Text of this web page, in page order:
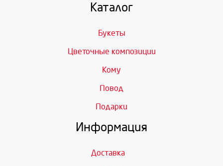
Каталог
Букеты
Цветочные композиции
Кому
Повод
Подарки
Информация
Доставка